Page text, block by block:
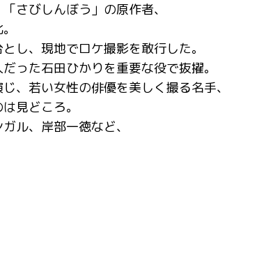
さびしんぼう」の原作者、
し、現地でロケ撮影を敢行した。
った石田ひかりを重要な役で抜擢。
、若い女性の俳優を美しく撮る名手、
見どころ。
ル、岸部一徳など、